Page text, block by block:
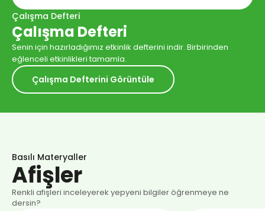
Çalışma Defteri
Çalışma Defteri
Senin için hazırladığımız etkinlik defterini indir. Birbirinden
eğlenceli etkinlikleri tamamla.
Çalışma Defterini Görüntüle
Basılı Materyaller
Afişler
Renkli afişleri inceleyerek yepyeni bilgiler öğrenmeye ne
dersin?